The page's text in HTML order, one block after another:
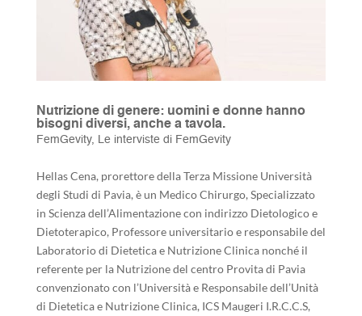
Nutrizione di genere: uomini e donne hanno
bisogni diversi, anche a tavola.
FemGevity, Le interviste di FemGevity
Hellas Cena, prorettore della Terza Missione Università
degli Studi di Pavia, è un Medico Chirurgo, Specializzato
in Scienza dell’Alimentazione con indirizzo Dietologico e
Dietoterapico, Professore universitario e responsabile del
Laboratorio di Dietetica e Nutrizione Clinica nonché il
referente per la Nutrizione del centro Provita di Pavia
convenzionato con l’Università e Responsabile dell’Unità
di Dietetica e Nutrizione Clinica, ICS Maugeri I.R.C.C.S,